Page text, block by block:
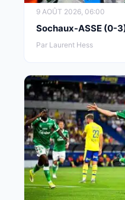
9 AOÛT 2026, 06:00
Sochaux-ASSE (0-
Par Laurent Hess